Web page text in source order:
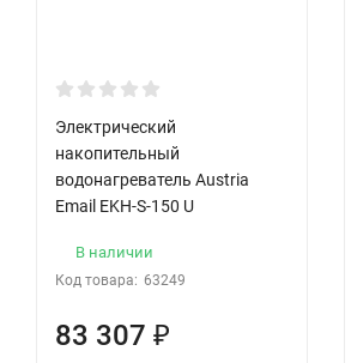
Электрический
накопительный
водонагреватель Austria
Email EKH-S-150 U
В наличии
Код товара: 63249
83 307 ₽